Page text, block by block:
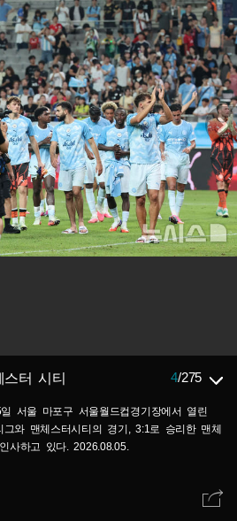
터 시티 4/275
서울 마포구 서울월드컵경기장에서 열린
와 맨체스터시티의 경기, 3:1로 승리한 맨체
사하고 있다. 2026.08.05.